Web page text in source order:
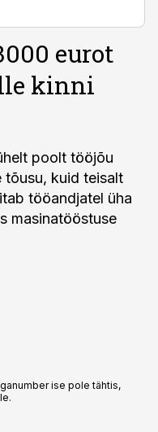
eurot
kinni
poolt tööjõu
kuid teisalt
tööandjatel üha
masinatööstuse
ise pole tähtis,